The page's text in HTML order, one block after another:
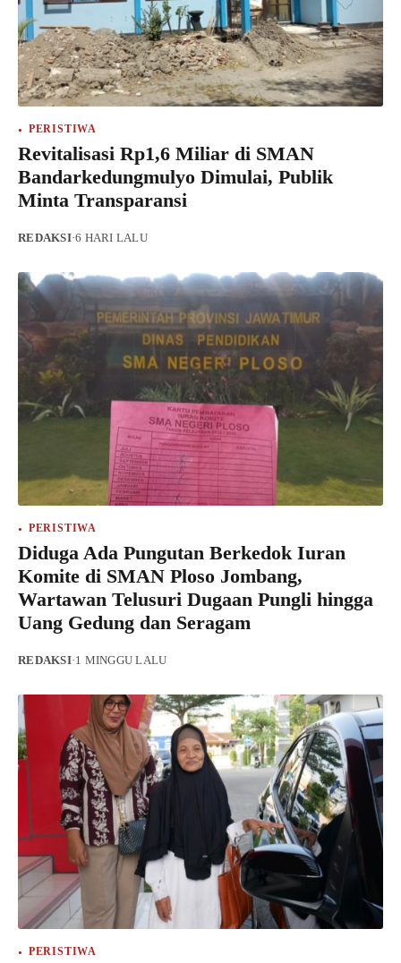
PERISTIWA
Revitalisasi Rp1,6 Miliar di SMAN
Bandarkedungmulyo Dimulai, Publik
Minta Transparansi
REDAKSI·6 HARI LALU
PERISTIWA
Diduga Ada Pungutan Berkedok Iuran
Komite di SMAN Ploso Jombang,
Wartawan Telusuri Dugaan Pungli hingga
Uang Gedung dan Seragam
REDAKSI·1 MINGGU LALU
PERISTIWA